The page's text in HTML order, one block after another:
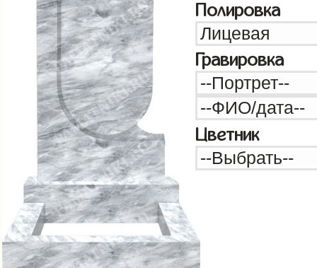
Полировка
Гравировка
Цветник